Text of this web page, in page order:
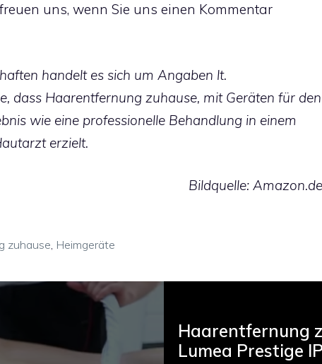
uns, wenn Sie uns einen Kommentar
handelt es sich um Angaben lt.
dass Haarentfernung zuhause, mit Geräten für den
wie eine professionelle Behandlung in einem
erzielt.
Bildquelle: Amazon.de
zuhause, Heimgeräte
Haarentfernung
Lumea Prestige